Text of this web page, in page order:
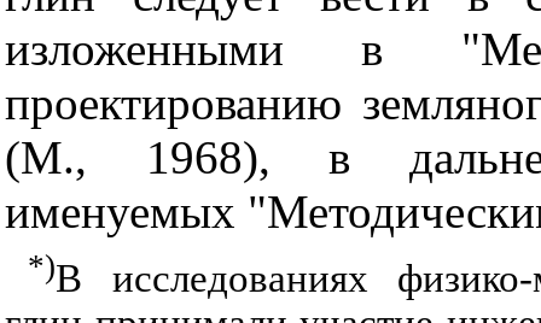
изложенными в
проектированию
(М., 1968), в
именуемых
*)В исследованиях